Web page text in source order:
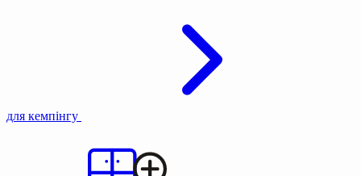
для кемпінгу